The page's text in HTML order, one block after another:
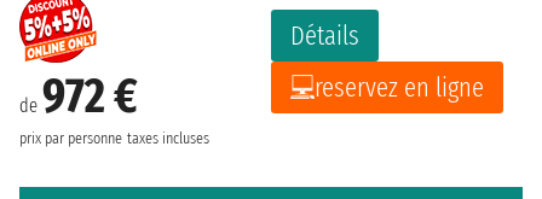
de 972 €
prix par personne taxes incluses
Détails
reservez en ligne